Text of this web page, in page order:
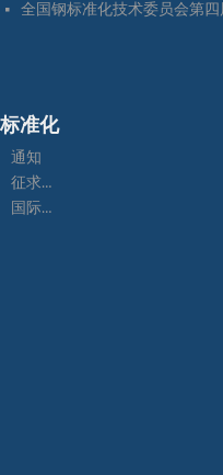
넷
通知
征求意见
国际标准化
标准化